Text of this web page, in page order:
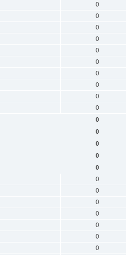
0
0
0
0
0
0
0
0
0
0
0
0
0
0
0
0
0
0
0
0
0
0